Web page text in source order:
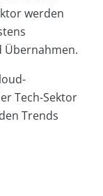
werden
Übernahmen.
Tech-Sektor
Trends